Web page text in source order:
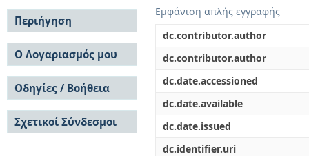
Εμφάνιση απλής εγγραφής
dc.contributor.author
dc.contributor.author
dc.date.accessioned
dc.date.available
dc.date.issued
dc.identifier.uri
Περιήγηση
Σε όλο το DSpace
Κοινότητες & Συλλογές
Ανά Ημερομηνία
Έκδοσης
Συγγραφείς
Τίτλοι
Θέματα
Ο Λογαριασμός μου
Σύνδεση
Εγγραφή
Οδηγίες / Βοήθεια
Οδηγίες Υποβολής
Οδηγίες Χρήσης ΙΑ
Συχνές Ερωτήσεις
Σχετικοί Σύνδεσμοι